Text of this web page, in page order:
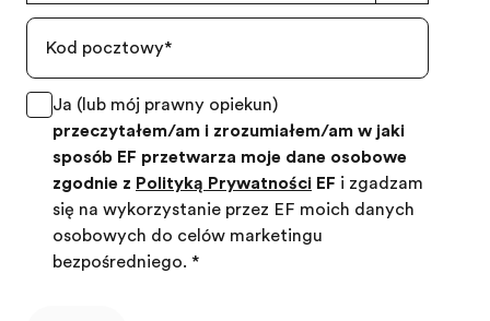
Kod pocztowy*
Ja (lub mój prawny opiekun)
przeczytałem/am i zrozumiałem/am w jaki
sposób EF przetwarza moje dane osobowe
zgodnie z Polityką Prywatności EF i zgadzam
się na wykorzystanie przez EF moich danych
osobowych do celów marketingu
bezpośredniego. *